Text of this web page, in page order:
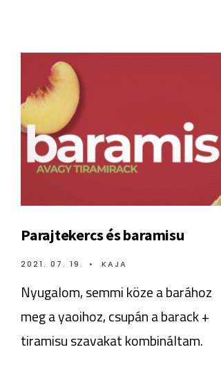
Parajtekercs és baramisu
2021. 07. 19. • KAJA
Nyugalom, semmi köze a barához
meg a yaoihoz, csupán a barack +
tiramisu szavakat kombináltam.